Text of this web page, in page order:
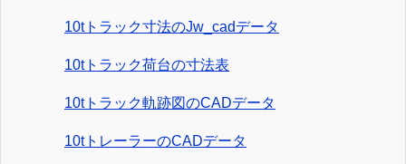
10tトラック寸法のJw_cadデータ
10tトラック荷台の寸法表
10tトラック軌跡図のCADデータ
10tトレーラーのCADデータ